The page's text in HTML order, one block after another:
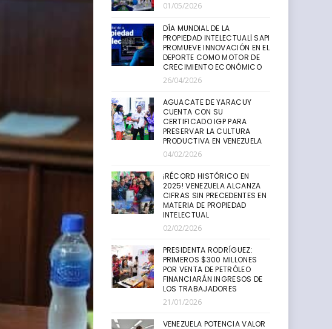
01/05/2026
DÍA MUNDIAL DE LA
PROPIEDAD INTELECTUAL| SAPI
PROMUEVE INNOVACIÓN EN EL
DEPORTE COMO MOTOR DE
CRECIMIENTO ECONÓMICO
26/04/2026
AGUACATE DE YARACUY
CUENTA CON SU
CERTIFICADO IGP PARA
PRESERVAR LA CULTURA
PRODUCTIVA EN VENEZUELA
04/02/2026
¡RÉCORD HISTÓRICO EN
2025! VENEZUELA ALCANZA
CIFRAS SIN PRECEDENTES EN
MATERIA DE PROPIEDAD
INTELECTUAL
02/02/2026
PRESIDENTA RODRÍGUEZ:
PRIMEROS $300 MILLONES
POR VENTA DE PETRÓLEO
FINANCIARÁN INGRESOS DE
LOS TRABAJADORES
21/01/2026
VENEZUELA POTENCIA VALOR